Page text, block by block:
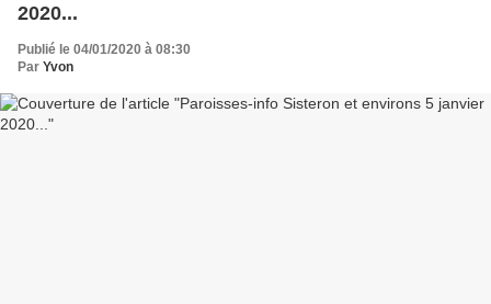
2020...
Publié le 04/01/2020 à 08:30
Par Yvon